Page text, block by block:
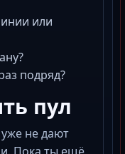
или
подряд?
пул
не дают